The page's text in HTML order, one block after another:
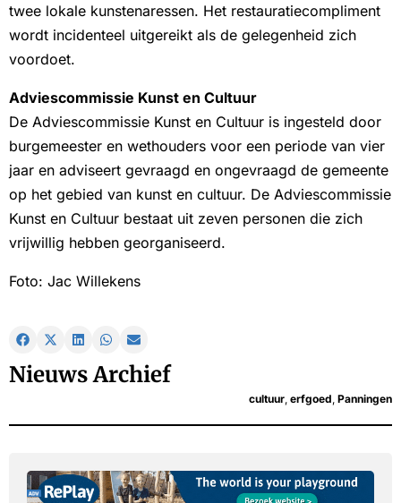
twee lokale kunstenaressen. Het restauratiecompliment
wordt incidenteel uitgereikt als de gelegenheid zich
voordoet.
Adviescommissie Kunst en Cultuur
De Adviescommissie Kunst en Cultuur is ingesteld door
burgemeester en wethouders voor een periode van vier
jaar en adviseert gevraagd en ongevraagd de gemeente
op het gebied van kunst en cultuur. De Adviescommissie
Kunst en Cultuur bestaat uit zeven personen die zich
vrijwillig hebben georganiseerd.
Foto: Jac Willekens
Nieuws Archief
cultuur erfgoed Panningen